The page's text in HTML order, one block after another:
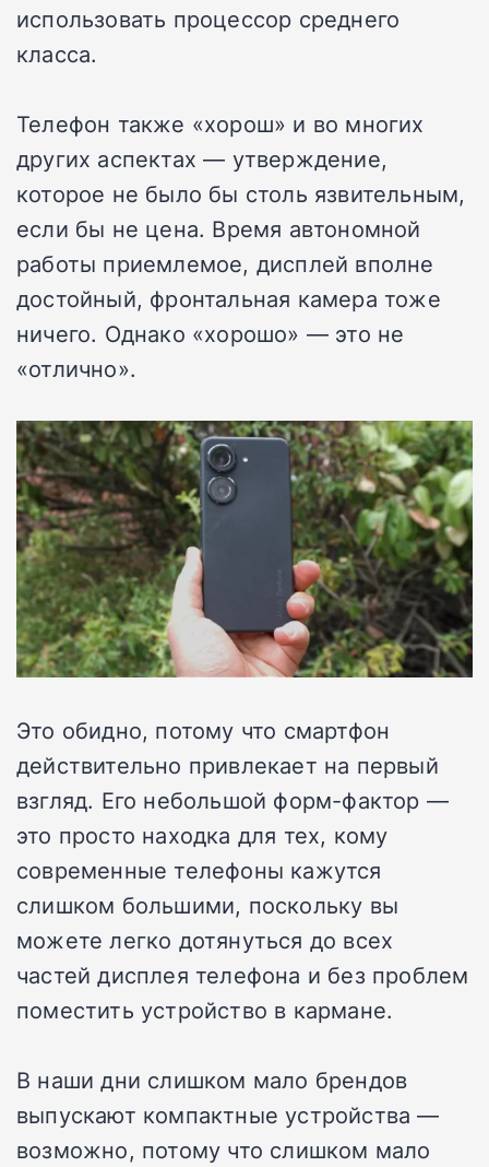
использовать процессор среднего
класса.
Телефон также «хорош» и во многих
других аспектах — утверждение,
которое не было бы столь язвительным,
если бы не цена. Время автономной
работы приемлемое, дисплей вполне
достойный, фронтальная камера тоже
ничего. Однако «хорошо» — это не
«отлично».
Это обидно, потому что смартфон
действительно привлекает на первый
взгляд. Его небольшой форм-фактор —
это просто находка для тех, кому
современные телефоны кажутся
слишком большими, поскольку вы
можете легко дотянуться до всех
частей дисплея телефона и без проблем
поместить устройство в кармане.
В наши дни слишком мало брендов
выпускают компактные устройства —
возможно, потому что слишком мало